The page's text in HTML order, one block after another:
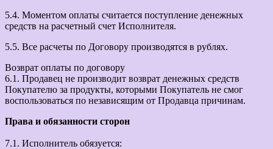
5.4. Моментом оплаты считается поступление денежных
средств на расчетный счет Исполнителя.
5.5. Все расчеты по Договору производятся в рублях.
Возврат оплаты по договору
6.1. Продавец не производит возврат денежных средств
Покупателю за продукты, которыми Покупатель не смог
воспользоваться по независящим от Продавца причинам.
Права и обязанности сторон
7.1. Исполнитель обязуется: